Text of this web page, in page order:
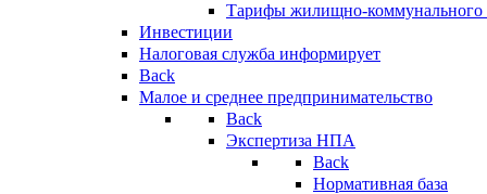
Тарифы жилищно-коммунального
Инвестиции
Налоговая служба информирует
Back
Малое и среднее предпринимательство
Back
Экспертиза НПА
Back
Нормативная база